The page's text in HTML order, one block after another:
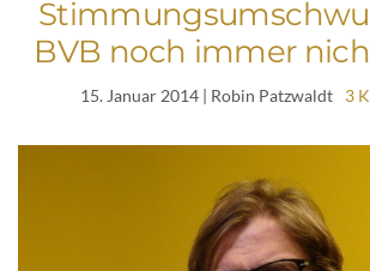
BVB noch immer
15. Januar 2014 | Robin Patzwaldt 3